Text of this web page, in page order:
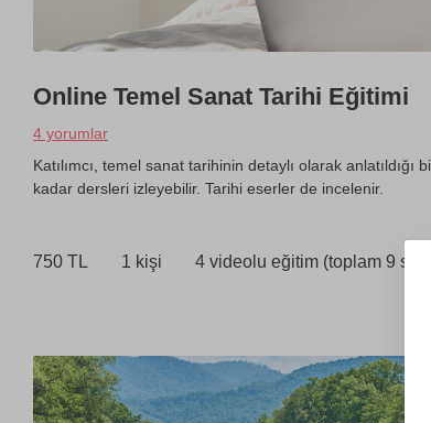
Online Temel Sanat Tarihi Eğitimi
4 yorumlar
Katılımcı, temel sanat tarihinin detaylı olarak
kadar dersleri izleyebilir. Tarihi eserler de incelenir.
750 TL 1 kişi 4 videolu eğitim (toplam 9 saat)